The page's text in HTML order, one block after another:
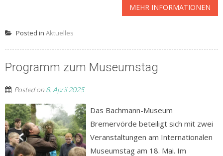
MEHR INFORMATIONEN
Posted in Aktuelles
Programm zum Museumstag
Posted on 8. April 2025
Das Bachmann-Museum
Bremervörde beteiligt sich mit zwei
Veranstaltungen am Internationalen
Museumstag am 18. Mai. Im